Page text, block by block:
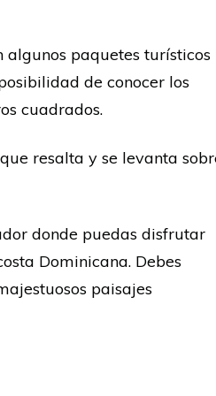
paquetes turísticos
de conocer los
cuadrados.
resalta y se levanta
donde puedas disfrutar
Dominicana. Debes
paisajes